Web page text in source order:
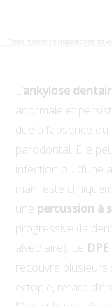
*sous réserve de disponibilité de
L’ankylose
anormale et
due à l’absence
parodontal. Elle
infection ou d’une
manifeste
une percussion à
progressive (la
alvéolaire). Le DPE
recouvre plusieurs
ectopie, retard